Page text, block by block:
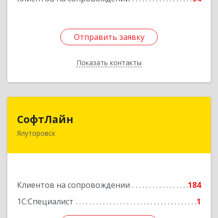
Отправить заявку
Показать контакты
Отправить заявку
Назад
СофтЛайн
Ялуторовск
Клиентов на сопровождении
184
1С:Специалист
1
627010, Тюменская обл, Ялуторовский р-н,